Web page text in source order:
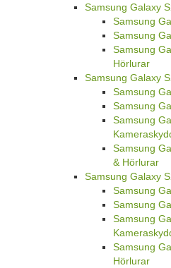
Samsung Galaxy
Samsung
Samsung
Samsung
Hörlurar
Samsung Galaxy
Samsung
Samsung
Samsung
Samsung
& Hörlurar
Samsung Galaxy
Samsung
Samsung
Samsung
Samsung
Hörlurar